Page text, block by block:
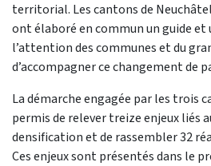
territorial. Les cantons de
ont élaboré en commun un guide et
l’attention des communes et du
d’accompagner ce changement de
La démarche engagée par les trois
permis de relever treize enjeux liés
densification et de rassembler 32
Ces enjeux sont présentés dans le